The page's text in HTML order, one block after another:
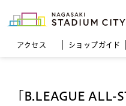
アクセス ショップガイド
「B.LEAGUE ALL-